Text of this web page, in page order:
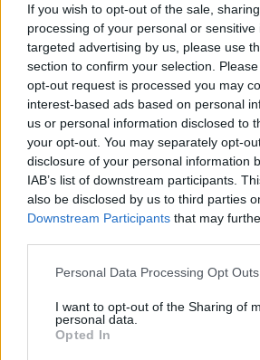
If you wish to opt-out of the sale,
processing of your personal or
targeted advertising by us, please use
section to confirm your selection.
opt-out request is processed you may
interest-based ads based on personal
us or personal information disclosed to
your opt-out. You may separately opt-
disclosure of your personal information
IAB’s list of downstream participants.
also be disclosed by us to third parties
Downstream Participants that may
Personal Data Processing Opt Outs
I want to opt-out of the Sharing of
personal data.
Opted In
Imre Hilda
Oktatás és nevelés területén
mögé és közben keresem az embert, a nőt
mögött. Néha meséket is írok, de